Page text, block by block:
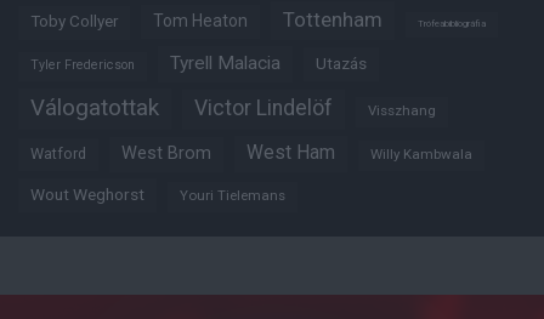
Toby Collyer Tom Heaton Tottenham Trófeabibliográfia
Tyler Fredericson Tyrell Malacia Utazás
Válogatottak Victor Lindelöf Visszhang
Watford West Brom West Ham Willy Kambwala
Wout Weghorst Youri Tielemans